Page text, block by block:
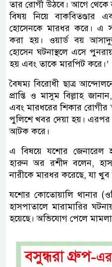
তার রোগী উঠবে। আগে থেকে
বিষয় নিয়ে বাকবিতণ্ডার
হোসেনকে মারধর করে। এ
করা হয়। ওয়ার্ড বয়
হোসেন ঘটনাস্থলে এসে
হয় এবং তাকে মারপিট করে।’
বৈষম্য বিরোধী ছাত্র
প্রাপ্তি ও মাসুম বিল্লাহ
এবং মারধরের শিকার রোগীর
পুলিশে খবর দেয়া হয়।
আটক করে।
এ বিষয়ে যশোর জেনারেল
হারুন অর রশীদ বলেন,
নারীকে মারধর করেছে, যা খুব
যশোর কোতোয়ালি থানার
হাসপাতালে মারামারির
হয়েছে। অভিযোগ পেলে মামলা